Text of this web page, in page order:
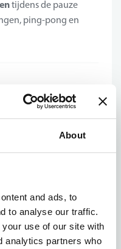
About
and ads, to
to analyse our traffic.
use of our site with
analytics partners who
tijdens de pauze
ping-pong en
je vinden in het
gelijkaardige